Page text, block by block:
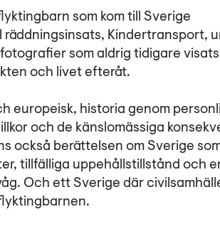
som kom till Sverige
Kindertransport,
som aldrig tidigare
och livet efteråt.
europeisk, historia genom
och de känslomässiga
också berättelsen om Sverige
tillfälliga uppehållstillstånd och
Och ett Sverige där